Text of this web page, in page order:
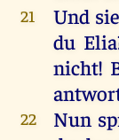
21 Und sie
du Elia
nicht!
22 Nun